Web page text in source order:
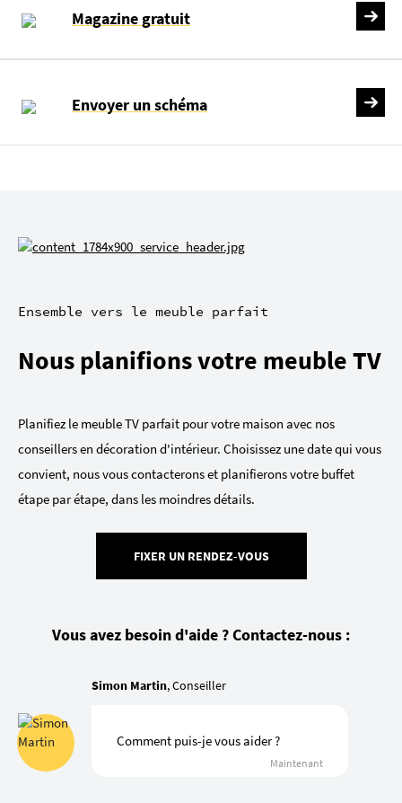
Magazine gratuit
Envoyer un schéma
Ensemble vers le meuble parfait
Nous planifions votre meuble TV
Planifiez le meuble TV parfait pour votre maison avec nos
conseillers en décoration d'intérieur. Choisissez une date qui vous
convient, nous vous contacterons et planifierons votre buffet
étape par étape, dans les moindres détails.
FIXER UN RENDEZ-VOUS
Vous avez besoin d'aide ? Contactez-nous :
Simon Martin, Conseiller
Comment puis-je vous aider ?
Maintenant